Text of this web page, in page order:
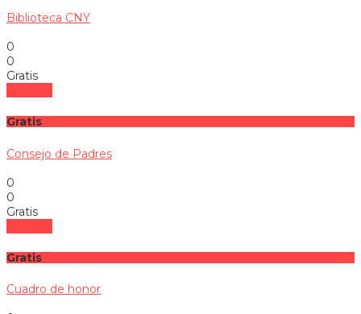
Biblioteca CNY
0
0
Gratis
Gratis
Consejo de Padres
0
0
Gratis
Gratis
Cuadro de honor